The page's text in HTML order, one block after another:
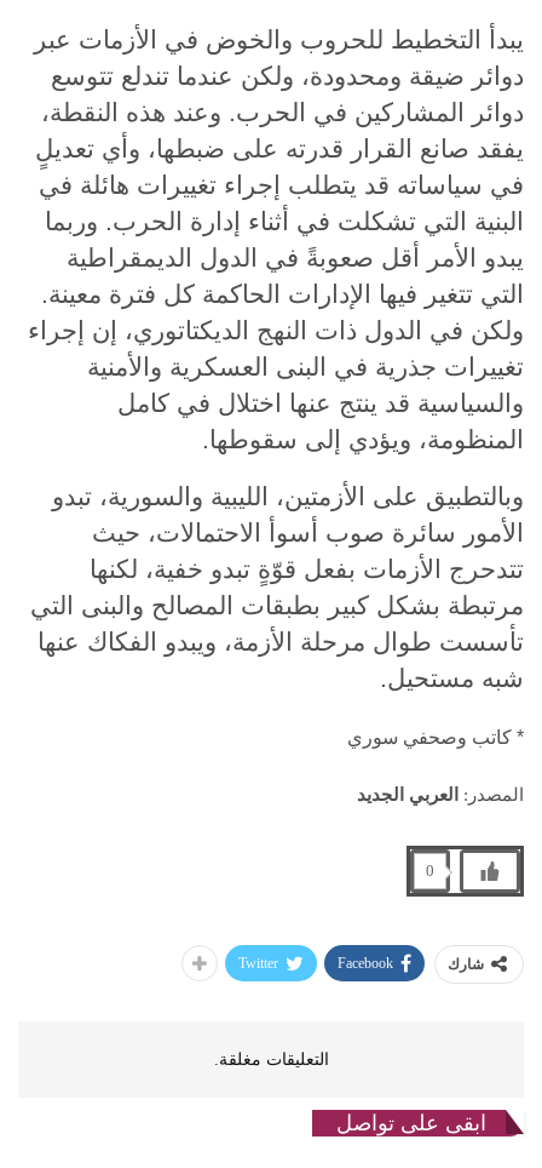
يبدأ التخطيط للحروب والخوض في الأزمات عبر
دوائر ضيقة ومحدودة، ولكن عندما تندلع تتوسع
دوائر المشاركين في الحرب. وعند هذه النقطة،
يفقد صانع القرار قدرته على ضبطها، وأي تعديلٍ
في سياساته قد يتطلب إجراء تغييرات هائلة في
البنية التي تشكلت في أثناء إدارة الحرب. وربما
يبدو الأمر أقل صعوبةً في الدول الديمقراطية
التي تتغير فيها الإدارات الحاكمة كل فترة معينة.
ولكن في الدول ذات النهج الديكتاتوري، إن إجراء
تغييرات جذرية في البنى العسكرية والأمنية
والسياسية قد ينتج عنها اختلال في كامل
المنظومة، ويؤدي إلى سقوطها.
وبالتطبيق على الأزمتين، الليبية والسورية، تبدو
الأمور سائرة صوب أسوأ الاحتمالات، حيث
تتدحرج الأزمات بفعل قوّةٍ تبدو خفية، لكنها
مرتبطة بشكل كبير بطبقات المصالح والبنى التي
تأسست طوال مرحلة الأزمة، ويبدو الفكاك عنها
شبه مستحيل.
* كاتب وصحفي سوري
المصدر: العربي الجديد
0
شارك Facebook
Twitter
التعليقات مغلقة.
ابقى على تواصل